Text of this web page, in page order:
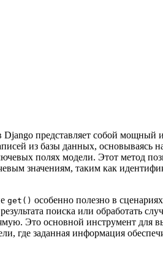
Django представляет собой мощный
из базы данных, основываясь
полях модели. Этот метод
значениям, таким как
get() особенно полезно в
поиска или обработать
Это основной инструмент для
где заданная информация